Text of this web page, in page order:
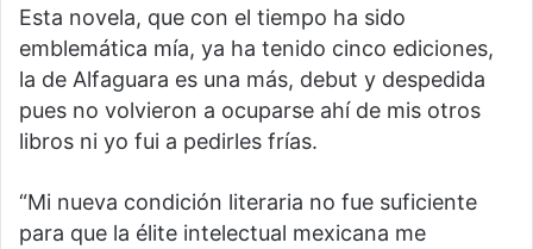
Esta novela, que con el tiempo ha sido
emblemática mía, ya ha tenido cinco ediciones,
la de Alfaguara es una más, debut y despedida
pues no volvieron a ocuparse ahí de mis otros
libros ni yo fui a pedirles frías.
“Mi nueva condición literaria no fue suficiente
para que la élite intelectual mexicana me